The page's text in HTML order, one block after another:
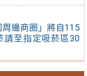
邊商圈」將自115
請至指定吸菸區30